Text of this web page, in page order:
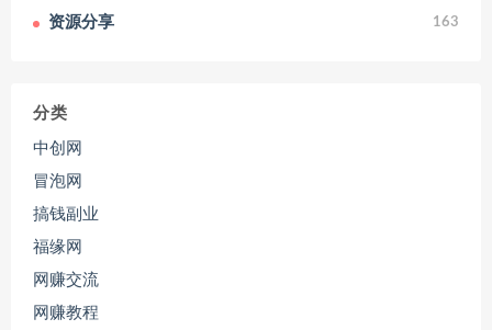
资源分享 163
分类
中创网
冒泡网
搞钱副业
福缘网
网赚交流
网赚教程